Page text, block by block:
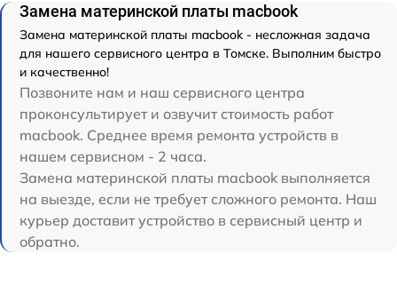
Замена материнской платы macbook
Замена материнской платы macbook - несложная задача
для нашего сервисного центра в Томске. Выполним быстро
и качественно!
Позвоните нам и наш сервисного центра
проконсультирует и озвучит стоимость работ
macbook. Среднее время ремонта устройств в
нашем сервисном - 2 часа.
Замена материнской платы macbook выполняется
на выезде, если не требует сложного ремонта. Наш
курьер доставит устройство в сервисный центр и
обратно.